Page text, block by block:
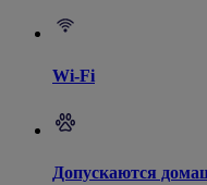
Wi-Fi
Допускаются